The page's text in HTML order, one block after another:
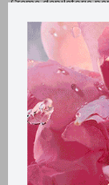
Crema depilatoria